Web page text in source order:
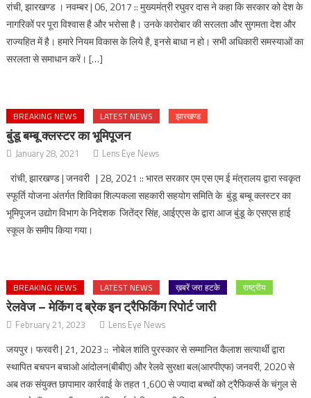
रांची, झारखण्ड । नवम्बर | 06, 2017 :: मुख्यमंत्री रघुवर दास ने कहा कि सरकार को देश के
नागरिकों पर पूरा विश्वास है और भरोसा है। उनके कारोबार की सरलता और सुगमता देश और
राज्यहित में है। हमारे नियम विकास के लिये है, इनसे बाधा न हो। सभी अधिकारी समस्याओं का
सरलता से समाधान करें। […]
BREAKING NEWS LATEST NEWS झारखण्ड
बुंडू बम्बू क्लस्टर का भूमिपूजन
January 28, 2021 Lens Eye News
रांची, झारखण्ड | जनवरी | 28, 2021 :: भारत सरकार एम एस एम ई मंत्रालय द्वारा स्वकृत
स्फूर्ति योजना अंतर्गत शिविका शिल्पकला सहकारी सहयोग समिति के बुंडू बम्बू क्लस्टर का
भूमिपूजन उद्योग विभाग के निदेशक जितेंद्र सिंह, आईएएस के द्वारा आज बुंडू के एसएस हाई
स्कूल के समीप किया गया।
BREAKING NEWS LATEST NEWS ख़बरें जरा हटके राष्ट्रीय
रेलवेज – मेकिंग द ब्रेक इन ट्रैफिकिंग रिपोर्ट जारी
February 21, 2023 Lens Eye News
जयपुर। फरवरी | 21, 2023 :: नोबेल शांति पुरस्‍कार से सम्‍म‍ानित कैलाश सत्‍यार्थी द्वारा
स्‍थापित बचपन बचाओ आंदोलन(बीबीए) और रेलवे सुरक्षा बल(आरपीएफ) जनवरी, 2020 से
अब तक संयुक्‍त छापामार कार्रवाई के तहत 1,600 से ज्‍यादा बच्‍चों को ट्रैफिकर्स के चंगुल से